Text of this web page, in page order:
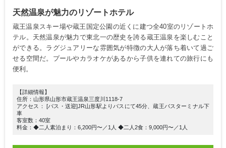
天然温泉が魅力のリゾートホテル
蔵王温泉スキー場や蔵王国定公園の近くに建つ全40室のリゾートホ
テル。天然温泉が魅力で東北一の歴史を誇る蔵王温泉を楽しむこと
ができる。ラグジュアリーな雰囲気が特徴の大人が落ち着いて過ご
せる空間だ。プールやカラオケがあるから子供を連れての旅行にも
便利。
【詳細情報】
住所：山形県山形市蔵王温泉三度川1118-7
アクセス： [バス・送迎]JR山形駅よりバスにて45分、蔵王バスターミナル下
車
客室数：40室
料金：◆二人素泊まり：6,200円〜／1人 ◆二人2食：9,000円〜／1人